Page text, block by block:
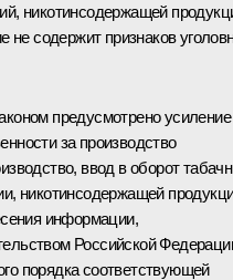
никотинсодержащей
не содержит признаков
предусмотрено усиление
за производство
ввод в оборот
никотинсодержащей
информации,
Российской
порядка соответствующей